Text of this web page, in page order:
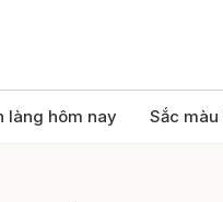
làng hôm nay Sắc màu
luận